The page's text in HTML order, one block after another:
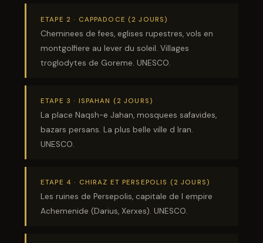
ETAPE 2 · CAPPADOCE (2 JOURS)
Cheminees de fees, eglises rupestres, vols en
montgolfiere au lever du soleil. Villages
troglodytes de Goreme. UNESCO.
ETAPE 3 · ISPAHAN (2 JOURS)
La place Naqsh-e Jahan, mosquees safavides,
bazars persans. La plus belle ville d Iran.
UNESCO.
ETAPE 4 · CHIRAZ ET PERSEPOLIS (2 JOURS)
Les ruines de Persepolis, capitale de l empire
Achemenide (Darius, Xerxes). UNESCO.